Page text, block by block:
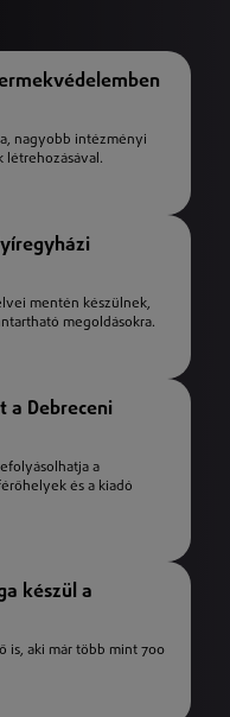
nagyobb intézményi
létrehozásával.
mentén készülnek,
megoldásokra.
a Debreceni
a
és a kiadó
készül a
is, aki már több mint 700